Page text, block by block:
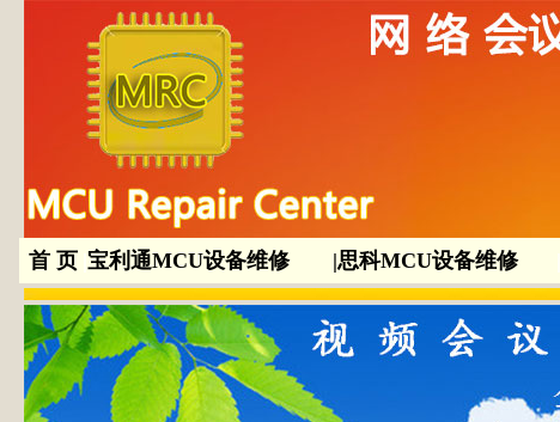
首 页 宝利通MCU设备维修 |思科MCU设备维修